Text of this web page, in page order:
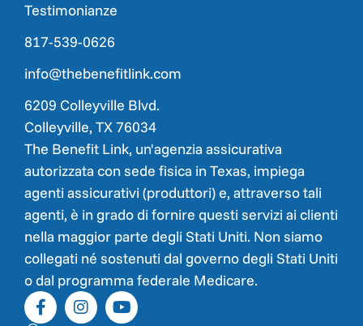
Testimonianze
817-539-0626
info@thebenefitlink.com
6209 Colleyville Blvd.
Colleyville, TX 76034
The Benefit Link, un'agenzia assicurativa
autorizzata con sede fisica in Texas, impiega
agenti assicurativi (produttori) e, attraverso tali
agenti, è in grado di fornire questi servizi ai clienti
nella maggior parte degli Stati Uniti. Non siamo
collegati né sostenuti dal governo degli Stati Uniti
o dal programma federale Medicare.